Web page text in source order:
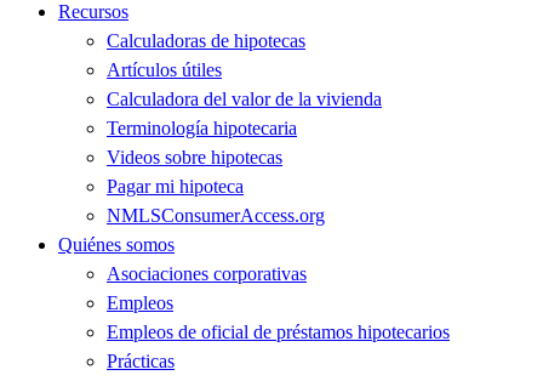
Recursos
Calculadoras de hipotecas
Artículos útiles
Calculadora del valor de la vivienda
Terminología hipotecaria
Videos sobre hipotecas
Pagar mi hipoteca
NMLSConsumerAccess.org
Quiénes somos
Asociaciones corporativas
Empleos
Empleos de oficial de préstamos hipotecarios
Prácticas